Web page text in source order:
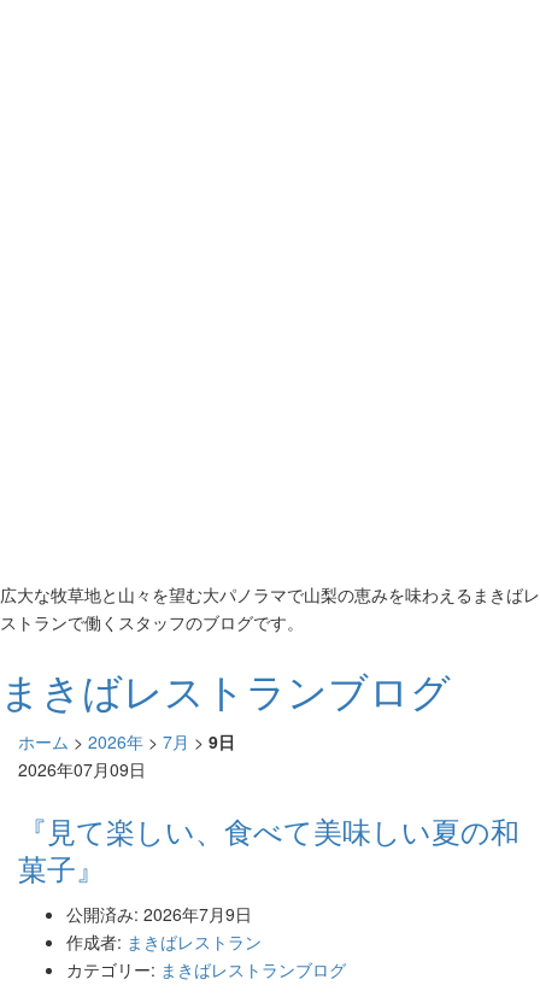
広大な牧草地と山々を望む大パノラマで山梨の恵みを味わえるまきばレ
ストランで働くスタッフのブログです。
まきばレストランブログ
ホーム > 2026年 > 7月 > 9日
2026年07月09日
『見て楽しい、食べて美味しい夏の和
菓子』
公開済み: 2026年7月9日
作成者: まきばレストラン
カテゴリー: まきばレストランブログ